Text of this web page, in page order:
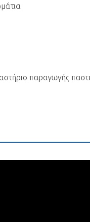
παραγωγής